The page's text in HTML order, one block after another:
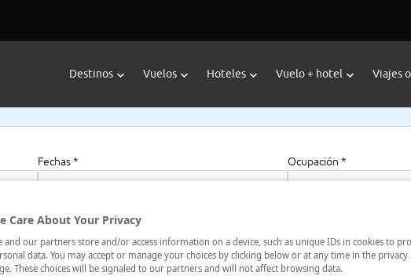
Destinos Vuelos Hoteles Vuelo + hotel Viajes
Fechas * Ocupación *
Care About Your Privacy
and our partners store and/or access information on a device, such as unique IDs in cookies to
data. You may accept or manage your choices by clicking below or at any time in the privacy
These choices will be signaled to our partners and will not affect browsing data.